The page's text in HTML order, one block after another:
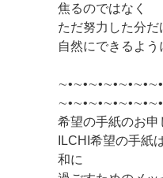
焦るのではなく
ただ努力した分
自然にできるよう
希望の手紙のお申
ILCHI希望の手紙
和に